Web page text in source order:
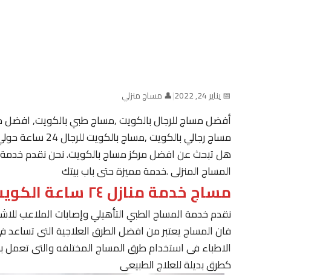
📅 يناير 24, 2022 |👤 مساج منزلي
أفضل مساج للرجال بالكويت ,مساج طبي بالكويت,
مساج رجالي بالكويت ,مساج بالكويت للرجال 24 ساعة حولي, مساج في الكويت ,مساج الكويت رجال
هل تبحث عن افضل مركز مساج بالكويت. نحن نقدم خدمة
المساج المنزلى .خدمة مميزة حتى باب بيتك
مساج خدمة منازل ٢٤ ساعة الكويت
نقدم خدمة المساج الطبي التأهيلي وإصابات الملاعب
فان المساج يعتبر من افضل الطرق العلاجية التى
الاطباء فى استخدام طرق المساج المختلفه والتى
كطرق بديلة للعلاج الطبيعى